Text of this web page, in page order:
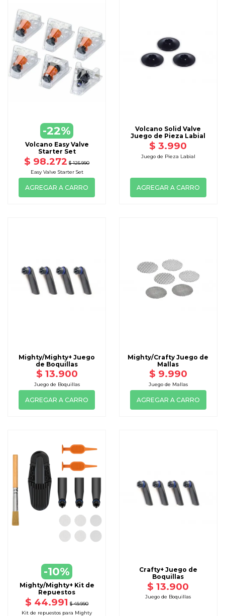
-22%
Volcano Easy Valve
Starter Set
$ 98.272 $ 125.990
Easy Valve Starter Set
AGREGAR A CARRO
Volcano Solid Valve
Juego de Pieza Labial
$ 3.990
Juego de Pieza Labial
AGREGAR A CARRO
Mighty/Mighty+ Juego
de Boquillas
$ 13.900
Juego de Boquillas
AGREGAR A CARRO
Mighty/Crafty Juego de
Mallas
$ 9.990
Juego de Mallas
AGREGAR A CARRO
-10%
Mighty/Mighty+ Kit de
Repuestos
$ 44.991 $ 49.990
Kit de repuestos para Mighty
Crafty+ Juego de
Boquillas
$ 13.900
Juego de Boquillas